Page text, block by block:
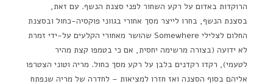
הרוקדות באדום על רקע השחור לפני סצנת הנשף. עם זאת,
בסצנת הנשף, בחרו לייצר מסך אחורי בגווני פוקסיה-כחול ובסצנת
החלום לצלילי Somewhere שהושר מאחורי הקלעים על-ידי זמרת
לא ידועה (בצורה מרשימה יחסית, אם כי בטמפו קצת מהיר
לטעמי), רקדו רקדנים בלבן על רקע מסך כחול. מריה וטוני הצטרפו
אליהם בסוף הסצנה ואז חזרו למציאות – לחדרה של מריה שנפתח